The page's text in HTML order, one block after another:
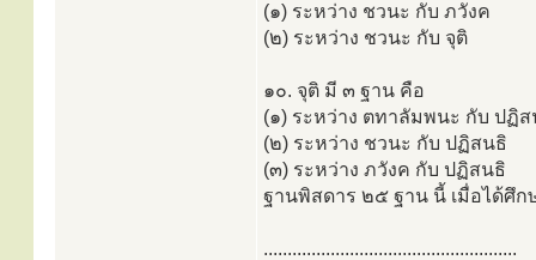
(๑) ระหว่าง ชวนะ กับ ภวังค
(๒) ระหว่าง ชวนะ กับ จุติ
๑๐. จุติ มี ๓ ฐาน คือ
(๑) ระหว่าง ตทาลัมพนะ กับ ปฏิ
(๒) ระหว่าง ชวนะ กับ ปฏิสนธิ
(๓) ระหว่าง ภวังค กับ ปฏิสนธิ
ฐานพิสดาร ๒๕ ฐาน นี้ เมื่อได้ศึก
.....................................................